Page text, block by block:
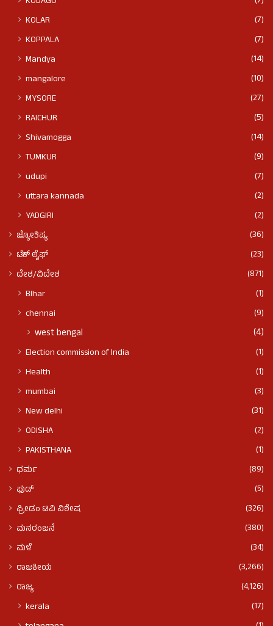
KOLAR
(7)
KOPPALA
(7)
Mandya
(14)
mangalore
(10)
MYSORE
(27)
RAICHUR
(5)
Shivamogga
(14)
TUMKUR
(9)
udupi
(7)
uttara kannada
(2)
YADGIRI
(2)
ಜ್ಯೋತಿಷ್ಯ
(36)
ಟೆಕ್ ಲೈಫ್
(23)
ದೇಶ/ವಿದೇಶ
(871)
BIhar
(1)
chennai
(9)
west bengal (4)
Election commission of India
(1)
Health
(1)
mumbai
(3)
New delhi
(31)
ODISHA
(2)
PAKISTHANA
(1)
ಧರ್ಮ
(89)
ಫುಡ್​​
(5)
ಫ್ರೀಡಂ ಟಿವಿ ವಿಶೇಷ
(326)
ಮನರಂಜನೆ
(380)
ಮಳೆ
(34)
ರಾಜಕೀಯ
(3,266)
ರಾಜ್ಯ
(4,126)
kerala
(17)